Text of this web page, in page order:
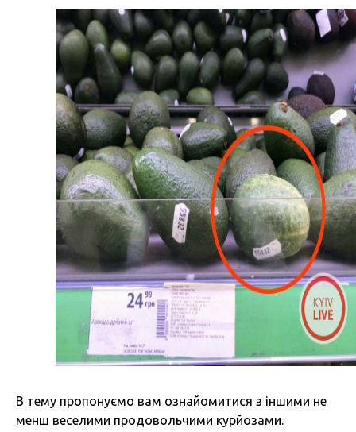
В тему пропонуємо вам ознайомитися з іншими не
менш веселими продовольчими курйозами.